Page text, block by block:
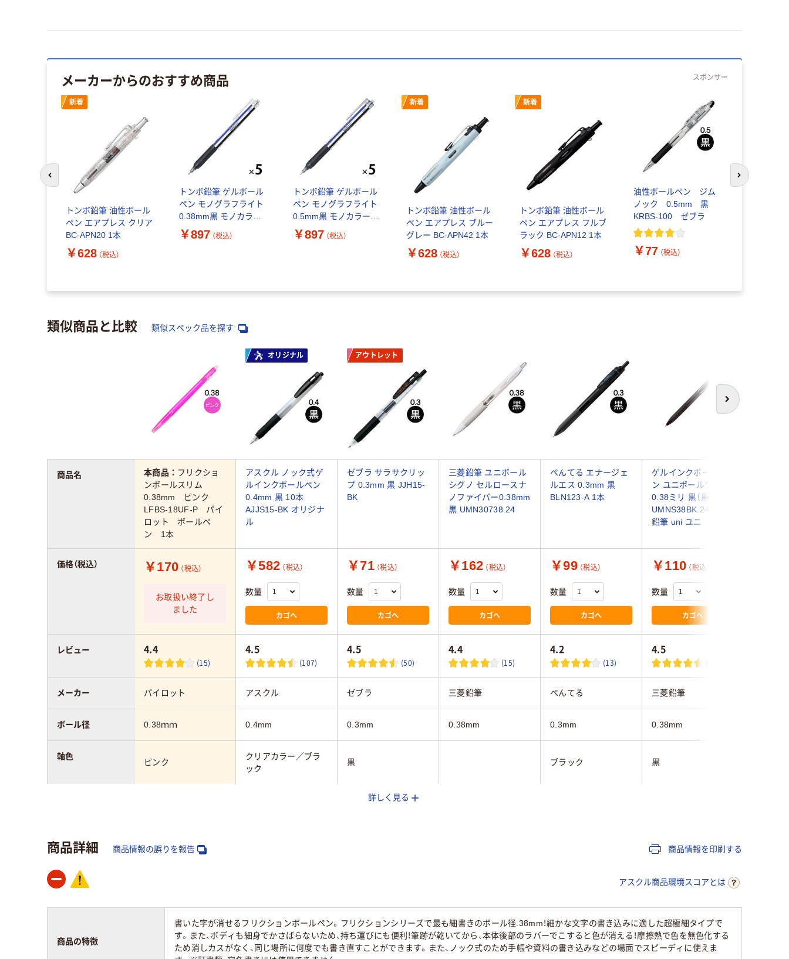
メーカーからのおすすめ商品 スポンサー
新着
トンボ鉛筆 油性ボール
ペン エアプレス クリア
BC-APN20 1本
￥628 （税込）
トンボ鉛筆 ゲルボール
ペン モノグラフライト
0.38mm黒 モノカラー
FCG-121A 1セット(1本
×5)
￥897 （税込）
トンボ鉛筆 ゲルボール
ペン モノグラフライト
0.5mm黒 モノカラー
FCG-124A 1セット(1本
×5)
￥897 （税込）
新着
トンボ鉛筆 油性ボール
ペン エアプレス ブルー
グレー BC-APN42 1本
￥628 （税込）
新着
トンボ鉛筆 油性ボール
ペン エアプレス フルブ
ラック BC-APN12 1本
￥628 （税込）
油性ボールペン ジム
ノック 0.5mm 黒
KRBS-100 ゼブラ
￥77 （税込）
前のスライドへ 次のスライド
類似商品と比較 類似スペック品を探す
次へ
オリジナル アウトレット
本商品： フリクショ
ンボールスリム
0.38mm ピンク
LFBS-18UF-P パイ
ロット ボールペ
ン 1本
アスクル ノック式ゲ
ルインクボールペン
0.4mm 黒 10本
AJJS15-BK オリジナ
ル
ゼブラ サラサクリッ
プ 0.3mm 黒 JJH15-
BK
三菱鉛筆 ユニボール
シグノ セルロースナ
ノファイバー0.38mm
黒 UMN30738.24
ぺんてる エナージェ
ルエス 0.3mm 黒
BLN123-A 1本
ゲルインクボールペ
ン ユニボールワン
0.38ミリ 黒（黒軸）
UMNS38BK.24 三菱
鉛筆 uni ユニ
￥170 （税込）
お取扱い終了し
ました
￥582 （税込）
数量
カゴへ
￥71 （税込）
数量
カゴへ
￥162 （税込）
数量
カゴへ
￥99 （税込）
数量
カゴへ
￥110 （税込）
数量
カゴへ
4.4
(15)
4.5
(107)
4.5
(50)
4.4
(15)
4.2
(13)
4.5
(16)
パイロット アスクル ゼブラ 三菱鉛筆 ぺんてる 三菱鉛筆
0.38ｍｍ 0.4mm 0.3mm 0.38mm 0.3mm 0.38mm
ピンク
クリアカラー／ブラ
ック
黒 ブラック 黒
（ゲルインク）
ピンク系 ブラック系 ブラック系 ブラック系
75 95 105
商品名
価格（税込）
レビュー
メーカー
ボール径
軸色
軸径
カラーグループ
アスクル商品環境
詳しく見る
商品詳細 商品情報の誤りを報告 商品情報を印刷する
アスクル商品環境スコアとは
商品の特徴
書いた字が消せるフリクションボールペン。フリクションシリーズで最も細書きのボール径.38mm！細かな文字の書き込みに適した超極細タイプで
す。また、ボディも細身でかさばらないため、持ち運びにも便利！筆跡が乾いてから、本体後部のラバーでこすると色が消える！摩擦熱で色を無色化する
ため消しカスがなく、同じ場所に何度でも書き直すことができます。また、ノック式のため手帳や資料の書き込みなどの場面でスピーディに使えま